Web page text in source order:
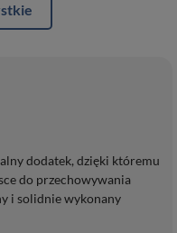
dodatek, dzięki któremu
do przechowywania
i solidnie wykonany